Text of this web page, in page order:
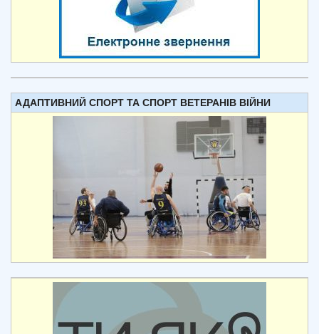
АДАПТИВНИЙ СПОРТ ТА СПОРТ ВЕТЕРАНІВ ВІЙНИ